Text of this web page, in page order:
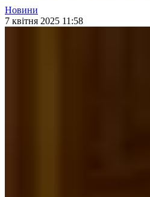
Новини
7 квітня 2025 11:58